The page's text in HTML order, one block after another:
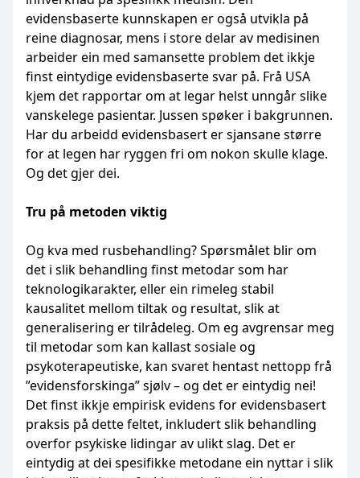
evidensbaserte kunnskapen er også utvikla på
reine diagnosar, mens i store delar av medisinen
arbeider ein med samansette problem det ikkje
finst eintydige evidensbaserte svar på. Frå USA
kjem det rapportar om at legar helst unngår slike
vanskelege pasientar. Jussen spøker i bakgrunnen.
Har du arbeidd evidensbasert er sjansane større
for at legen har ryggen fri om nokon skulle klage.
Og det gjer dei.
Tru på metoden viktig
Og kva med rusbehandling? Spørsmålet blir om
det i slik behandling finst metodar som har
teknologikarakter, eller ein rimeleg stabil
kausalitet mellom tiltak og resultat, slik at
generalisering er tilrådeleg. Om eg avgrensar meg
til metodar som kan kallast sosiale og
psykoterapeutiske, kan svaret hentast nettopp frå
”evidensforskinga” sjølv – og det er eintydig nei!
Det finst ikkje empirisk evidens for evidensbasert
praksis på dette feltet, inkludert slik behandling
overfor psykiske lidingar av ulikt slag. Det er
eintydig at dei spesifikke metodane ein nyttar i slik